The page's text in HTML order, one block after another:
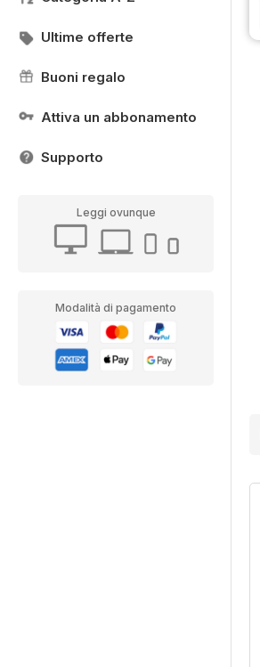
Ultime offerte
Buoni regalo
Attiva un abbonamento
Supporto
Leggi ovunque
Modalità di pagamento